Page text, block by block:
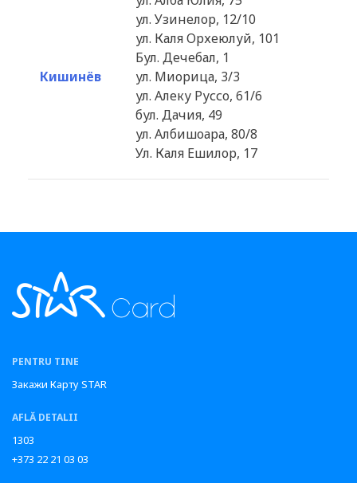
Кишинёв
ул. Узинелор, 12/10
ул. Каля Орхеюлуй, 101
Бул. Дечебал, 1
ул. Миорица, 3/3
ул. Алеку Руссо, 61/6
бул. Дачия, 49
ул. Албишоара, 80/8
Ул. Каля Ешилор, 17
PENTRU TINE
Закажи Карту STAR
AFLĂ DETALII
1303
+373 22 21 03 03